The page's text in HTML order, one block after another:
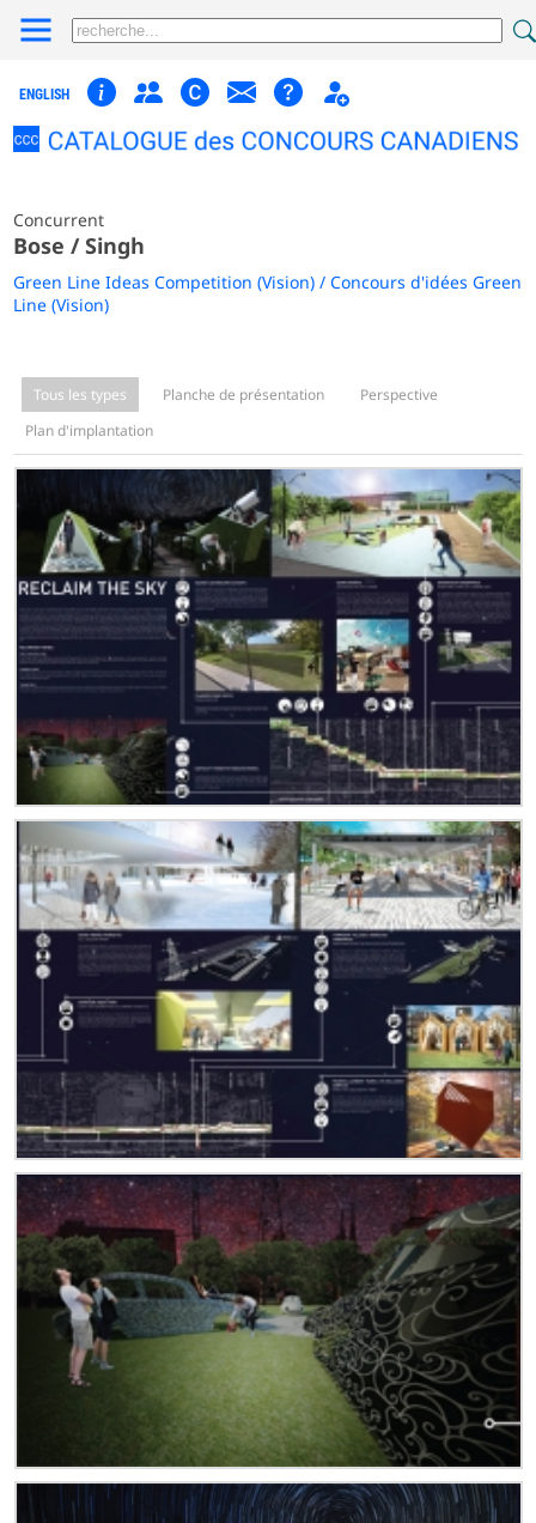
ENGLISH
Concurrent
Bose / Singh
Green Line Ideas Competition (Vision) / Concours d'idées Green
Line (Vision)
Tous les types Planche de présentation
Perspective
Plan d'implantation